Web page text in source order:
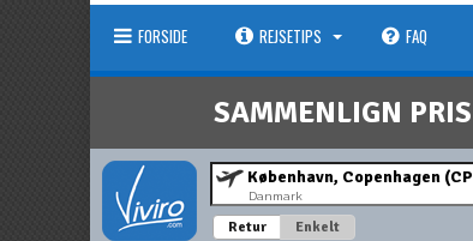
FORSIDE REJSETIPS FAQ
SAMMENLIGN
Danmark
Retur Enkelt